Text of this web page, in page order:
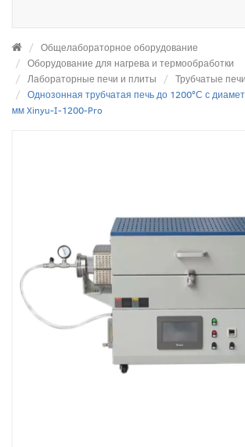
Общелабораторное оборудование
Оборудование для нагрева и термообработки
Лабораторные печи и плиты
Трубчатые печи
Однозонная трубчатая печь до 1200ºС с
мм Xinyu-I-1200-Pro